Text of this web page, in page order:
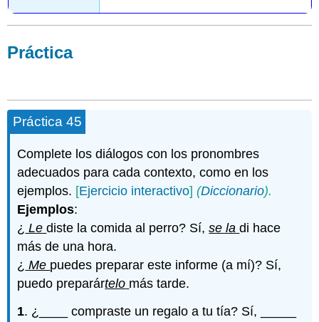
Práctica
Práctica 45
Complete los diálogos con los pronombres
adecuados para cada contexto, como en los
ejemplos. [Ejercicio interactivo] (Diccionario).
Ejemplos:
¿ Lediste la comida al perro? Sí,se ladi hace
más de una hora.
¿ Me puedes preparar este informe (a mí)? Sí,
puedo preparártelo más tarde.
1. ¿____ compraste un regalo a tu tía? Sí, _____